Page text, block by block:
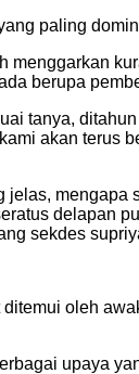
paling
menggarkan
berupa
tanya,
akan
delapan
sekdes
oleh
upaya